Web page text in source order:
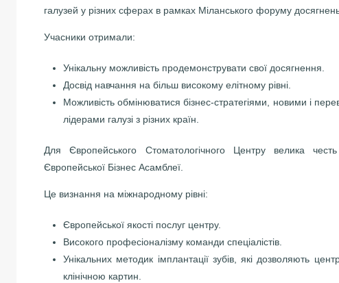
галузей у різних сферах в рамках Міланського форуму
Учасники отримали:
Унікальну можливість продемонструвати свої досягнення.
Досвід навчання на більш високому елітному рівні.
Можливість обмінюватися бізнес-стратегіями, новими і
лідерами галузі з різних країн.
Для Європейського Стоматологічного Центру велика
Європейської Бізнес Асамблеї.
Це визнання на міжнародному рівні:
Європейської якості послуг центру.
Високого професіоналізму команди спеціалістів.
Унікальних методик імплантації зубів, які дозволяють
клінічною картин.